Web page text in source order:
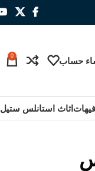
حساب 0
اثاث استانلس ستيل